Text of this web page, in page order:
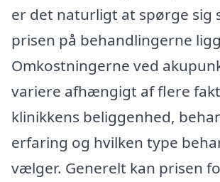
er det naturligt at spørge sig
prisen på behandlingerne
Omkostningerne ved
variere afhængigt af flere
klinikkens beliggenhed,
erfaring og hvilken type
vælger. Generelt kan prisen